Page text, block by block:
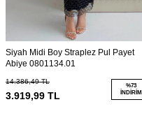
Siyah Midi Boy Straplez Pul Payet
Abiye 0801134.01
14.386,49TL
3.919,99 TL
%73
İNDIRIM